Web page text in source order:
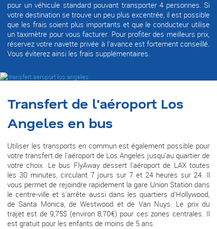
pour un véhicule standard pouvant transporter 4 personnes. Si
votre destination se trouve un peu plus excentrée, il est possible
que les frais soient plus importants et que le conducteur utilise
un taximètre pour vous facturer. Pour profiter des meilleurs prix,
réservez votre navette privée à l'avance est fortement conseillé.
Vous éviterez ainsi les frais supplémentaires.
Transfert de l'aéroport Los
Angeles en bus
Utiliser les transports en commun est également possible pour
votre transfert de l'aéroport de Los Angeles jusqu'au quartier de
votre choix. Le bus FlyAway dessert l'aéroport de LAX toutes
les 30 minutes, circulant 7 jours sur 7 et 24 heures sur 24. Il
vous permet de rejoindre rapidement la gare Union Station dans
le centre-ville et s'arrête aussi dans les quartiers d'Hollywood,
de Santa Monica, de Westwood et de Van Nuys. Le prix du
trajet est de 9,75$ (environ 8,70€) pour ces zones centrales. Il
est gratuit pour les enfants de moins de 5 ans.